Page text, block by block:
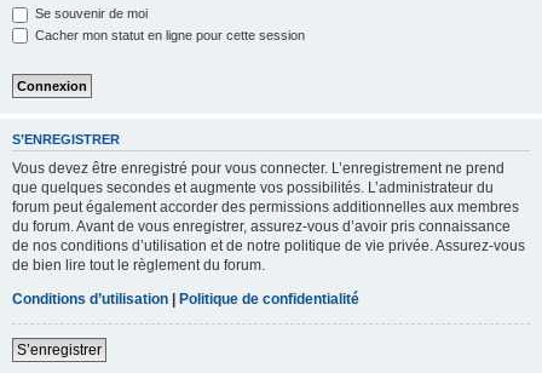
Se souvenir de moi
Cacher mon statut en ligne pour cette session
S’ENREGISTRER
Vous devez être enregistré pour vous connecter. L’enregistrement ne prend
que quelques secondes et augmente vos possibilités. L’administrateur du
forum peut également accorder des permissions additionnelles aux membres
du forum. Avant de vous enregistrer, assurez-vous d’avoir pris connaissance
de nos conditions d’utilisation et de notre politique de vie privée. Assurez-vous
de bien lire tout le règlement du forum.
Conditions d’utilisation | Politique de confidentialité
S’enregistrer